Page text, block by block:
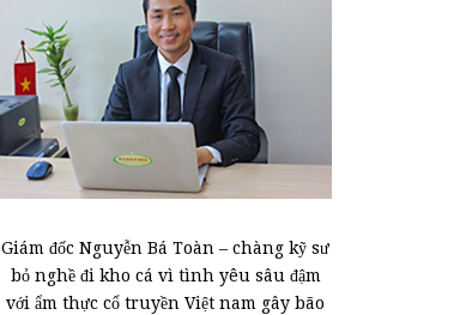
Giám đốc Nguyễn Bá Toàn – chàng kỹ sư
bỏ nghề đi kho cá vì tình yêu sâu đậm
với ẩm thực cổ truyền Việt nam gây bão